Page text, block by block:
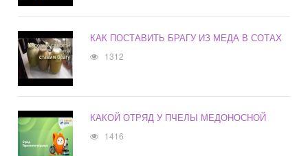
КАК ПОСТАВИТЬ БРАГУ ИЗ МЕДА В СОТАХ
1312
КАКОЙ ОТРЯД У ПЧЕЛЫ МЕДОНОСНОЙ
1416